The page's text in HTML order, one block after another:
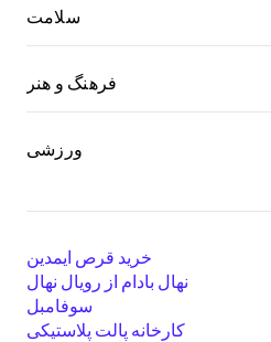
سلامت
فرهنگ و هنر
ورزشی
خرید قرص ایمدین
نهال بادام از رویال نهال
سوفامبل
کارخانه پالت پلاستیکی